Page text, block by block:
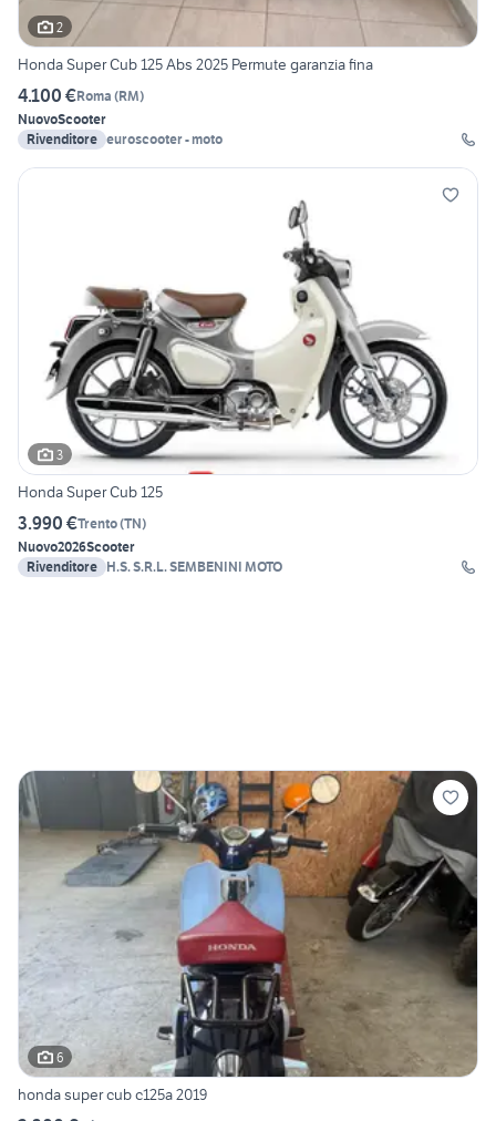
2
Honda Super Cub 125 Abs 2025 Permute garanzia fina
4.100 €Roma (RM)
NuovoScooter
Rivenditore euroscooter - moto
3
Honda Super Cub 125
3.990 €Trento(TN)
Nuovo2026Scooter
Rivenditore H.S. S.R.L. SEMBENINI MOTO
6
honda super cub c125a 2019